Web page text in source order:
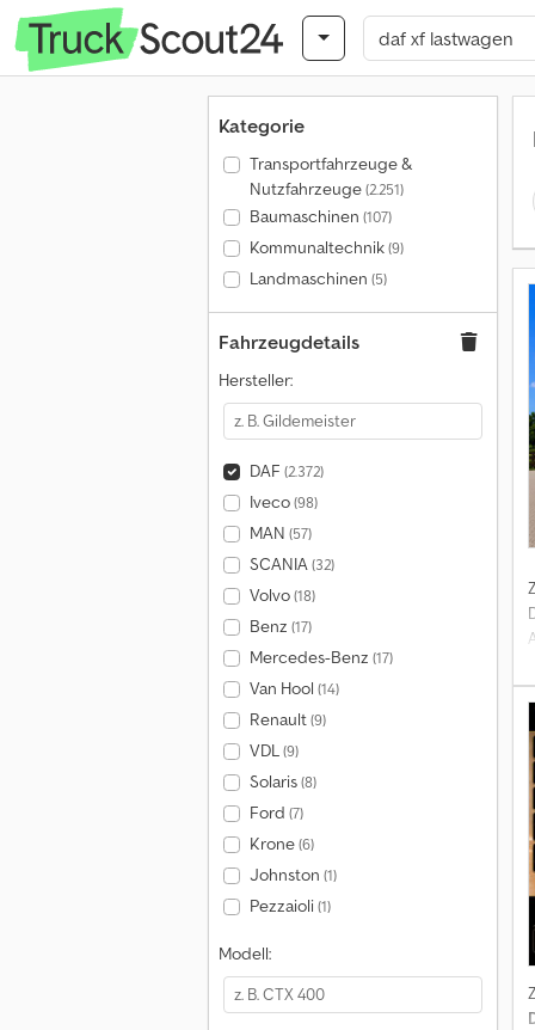
Kategorie
Transportfahrzeuge &
Nutzfahrzeuge(2.251)
Baumaschinen (107)
Kommunaltechnik(9)
Landmaschinen (5)
Fahrzeugdetails
Hersteller:
DAF (2.372)
Iveco(98)
MAN (57)
SCANIA(32)
Volvo(18)
Benz (17)
Mercedes-Benz (17)
Van Hool (14)
Renault(9)
VDL(9)
Solaris(8)
Ford (7)
Krone(6)
Johnston (1)
Pezzaioli(1)
Modell: